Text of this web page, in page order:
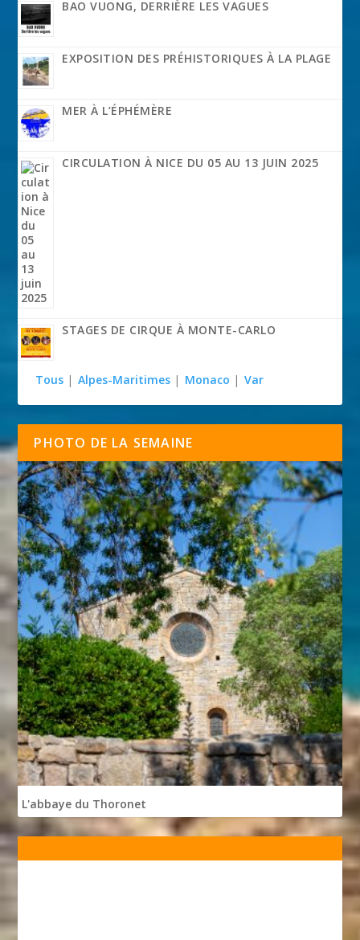
BAO VUONG, DERRIÈRE LES VAGUES
EXPOSITION DES PRÉHISTORIQUES À LA PLAGE
MER À L’ÉPHÉMÈRE
CIRCULATION À NICE DU 05 AU 13 JUIN 2025
STAGES DE CIRQUE À MONTE-CARLO
Tous | Alpes-Maritimes | Monaco | Var
PHOTO DE LA SEMAINE
L'abbaye du Thoronet